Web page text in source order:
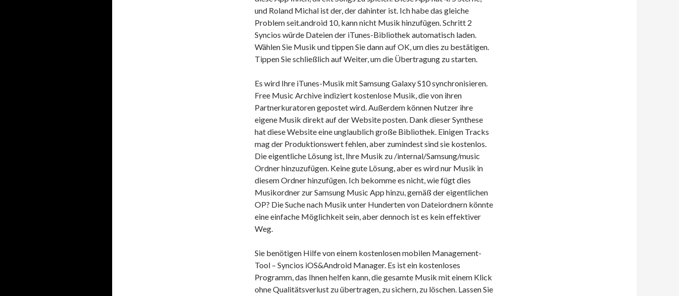
und Roland Michal ist der, der dahinter ist. Ich habe das gleiche
Problem seit.android 10, kann nicht Musik hinzufügen. Schritt 2
Syncios würde Dateien der iTunes-Bibliothek automatisch laden.
Wählen Sie Musik und tippen Sie dann auf OK, um dies zu bestätigen.
Tippen Sie schließlich auf Weiter, um die Übertragung zu starten.
Es wird Ihre iTunes-Musik mit Samsung Galaxy S10 synchronisieren.
Free Music Archive indiziert kostenlose Musik, die von ihren
Partnerkuratoren gepostet wird. Außerdem können Nutzer ihre
eigene Musik direkt auf der Website posten. Dank dieser Synthese
hat diese Website eine unglaublich große Bibliothek. Einigen Tracks
mag der Produktionswert fehlen, aber zumindest sind sie kostenlos.
Die eigentliche Lösung ist, Ihre Musik zu /internal/Samsung/music
Ordner hinzuzufügen. Keine gute Lösung, aber es wird nur Musik in
diesem Ordner hinzufügen. Ich bekomme es nicht, wie fügt dies
Musikordner zur Samsung Music App hinzu, gemäß der eigentlichen
OP? Die Suche nach Musik unter Hunderten von Dateiordnern könnte
eine einfache Möglichkeit sein, aber dennoch ist es kein effektiver
Weg.
Sie benötigen Hilfe von einem kostenlosen mobilen Management-
Tool – Syncios iOS&Android Manager. Es ist ein kostenloses
Programm, das Ihnen helfen kann, die gesamte Musik mit einem Klick
ohne Qualitätsverlust zu übertragen, zu sichern, zu löschen. Lassen Sie